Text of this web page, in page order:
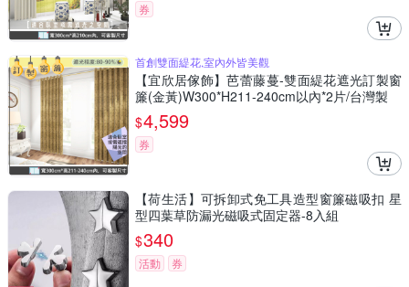
券
首創雙面緹花,室內外皆美觀
【宜欣居傢飾】芭蕾藤蔓-雙面緹花遮光訂製窗
簾(金黃)W300*H211-240cm以內*2片/台灣製
$4,599
券
【荷生活】可拆卸式免工具造型窗簾磁吸扣 星
型四葉草防漏光磁吸式固定器-8入組
$340
活動 券